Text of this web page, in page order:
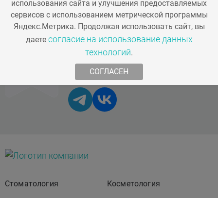
info@artistom.ru
г. Одинцово,
Мы в соц. сетях
Стоматология Косметология
использования сайта и улучшения предоставляемых
сервисов с использованием метрической программы
Яндекс.Метрика. Продолжая использовать сайт, вы
даете согласие на использование данных
технологий.
СОГЛАСЕН